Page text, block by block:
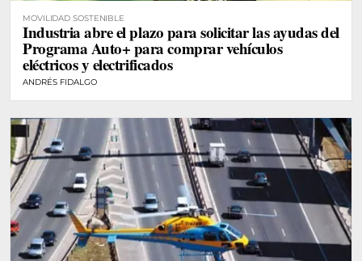
MOVILIDAD SOSTENIBLE
Industria abre el plazo para solicitar las ayudas del
Programa Auto+ para comprar vehículos
eléctricos y electrificados
ANDRÉS FIDALGO